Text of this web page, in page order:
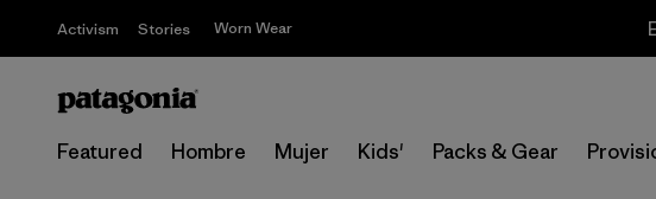
Activism Stories Worn Wear
Featured Hombre Mujer Kids' Packs & GearSelecciona